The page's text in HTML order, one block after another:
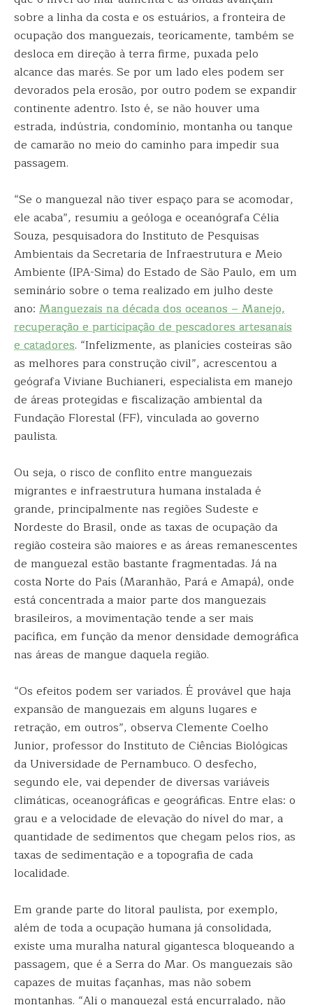
sobre a linha da costa e os estuários, a fronteira de
ocupação dos manguezais, teoricamente, também se
desloca em direção à terra firme, puxada pelo
alcance das marés. Se por um lado eles podem ser
devorados pela erosão, por outro podem se expandir
continente adentro. Isto é, se não houver uma
estrada, indústria, condomínio, montanha ou tanque
de camarão no meio do caminho para impedir sua
passagem.
“Se o manguezal não tiver espaço para se acomodar,
ele acaba”, resumiu a geóloga e oceanógrafa Célia
Souza, pesquisadora do Instituto de Pesquisas
Ambientais da Secretaria de Infraestrutura e Meio
Ambiente (IPA-Sima) do Estado de São Paulo, em um
seminário sobre o tema realizado em julho deste
ano: Manguezais na década dos oceanos – Manejo,
recuperação e participação de pescadores artesanais
e catadores. “Infelizmente, as planícies costeiras são
as melhores para construção civil”, acrescentou a
geógrafa Viviane Buchianeri, especialista em manejo
de áreas protegidas e fiscalização ambiental da
Fundação Florestal (FF), vinculada ao governo
paulista.
Ou seja, o risco de conflito entre manguezais
migrantes e infraestrutura humana instalada é
grande, principalmente nas regiões Sudeste e
Nordeste do Brasil, onde as taxas de ocupação da
região costeira são maiores e as áreas remanescentes
de manguezal estão bastante fragmentadas. Já na
costa Norte do País (Maranhão, Pará e Amapá), onde
está concentrada a maior parte dos manguezais
brasileiros, a movimentação tende a ser mais
pacífica, em função da menor densidade demográfica
nas áreas de mangue daquela região.
“Os efeitos podem ser variados. É provável que haja
expansão de manguezais em alguns lugares e
retração, em outros”, observa Clemente Coelho
Junior, professor do Instituto de Ciências Biológicas
da Universidade de Pernambuco. O desfecho,
segundo ele, vai depender de diversas variáveis
climáticas, oceanográficas e geográficas. Entre elas: o
grau e a velocidade de elevação do nível do mar, a
quantidade de sedimentos que chegam pelos rios, as
taxas de sedimentação e a topografia de cada
localidade.
Em grande parte do litoral paulista, por exemplo,
além de toda a ocupação humana já consolidada,
existe uma muralha natural gigantesca bloqueando a
passagem, que é a Serra do Mar. Os manguezais são
capazes de muitas façanhas, mas não sobem
montanhas. “Ali o manguezal está encurralado, não